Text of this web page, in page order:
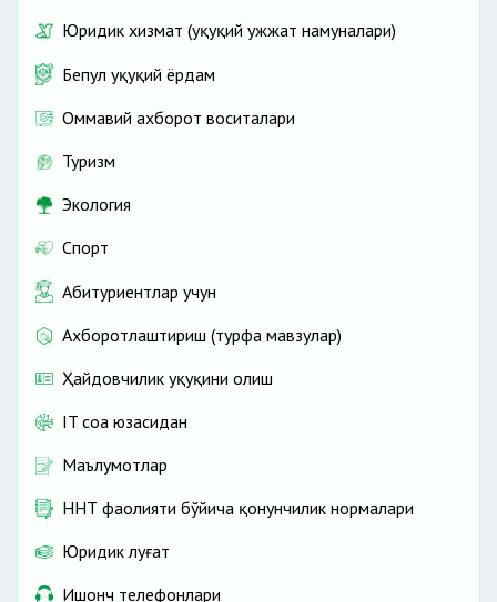
Юридик хизмат (ҳуқуқий ҳужжат намуналари)
Бепул ҳуқуқий ёрдам
Оммавий ахборот воситалари
Туризм
Экология
Спорт
Абитуриентлар учун
Ахборотлаштириш (турфа мавзулар)
Ҳайдовчилик ҳуқуқини олиш
IT соҳа юзасидан
Маълумотлар
ННТ фаолияти бўйича қонунчилик нормалари
Юридик луғат
Ишонч телефонлари